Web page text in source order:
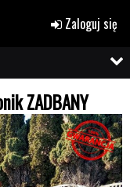
Zaloguj się
ZADBANY